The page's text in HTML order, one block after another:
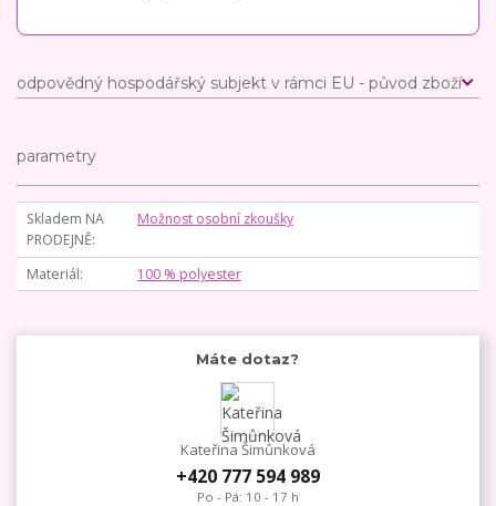
odpovědný hospodářský subjekt v rámci EU - původ zboží
parametry
Skladem NA
PRODEJNĚ
Možnost osobní zkoušky
Materiál 100 % polyester
Máte dotaz?
Kateřina Šimůnková
+420 777 594 989
Po - Pá: 10 - 17 h